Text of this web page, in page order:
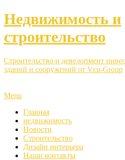
Недвижимость и
строительство
Строительство и девелопмент
зданий и сооружений от Vcp-Group
Menu
Главная
недвижимость
Новости
Строительство
Дизайн интерьера
Наши контакты